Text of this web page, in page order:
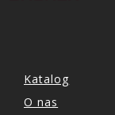
Katalog
O nas